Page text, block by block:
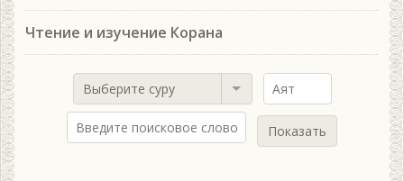
Чтение и изучение Корана
Выберите суру
Показать